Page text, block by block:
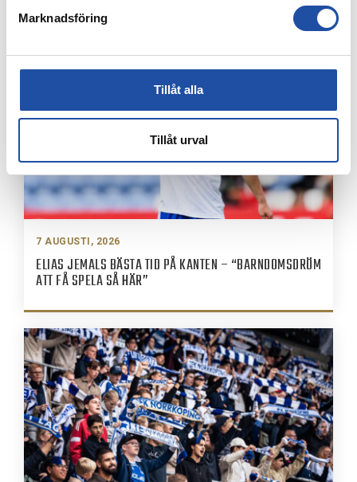
Marknadsföring
Tillåt alla
Tillåt urval
IFK-TRUPPEN MOT IK BRAGE
7 AUGUSTI, 2026
ELIAS JEMALS BÄSTA TID PÅ KANTEN – “BARNDOMSDRÖM
ATT FÅ SPELA SÅ HÄR”